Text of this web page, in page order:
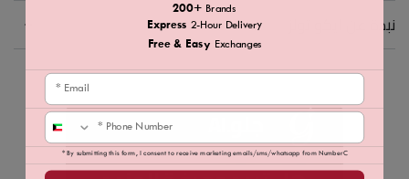
نبذة عن ايكو تولز
جلو.AI
200+ Brands
Express 2-Hour Delivery
Free & Easy Exchanges
Email
Phone
* By submitting this form, I consent to receive marketing emails/sms/whatsapp from NumberC